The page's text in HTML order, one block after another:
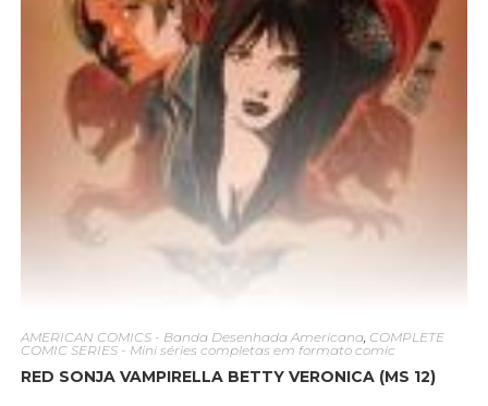
AMERICAN COMICS - Banda Desenhada Americana, COMPLETE
COMIC SERIES - Mini séries completas em formato comic
RED SONJA VAMPIRELLA BETTY VERONICA (MS 12)